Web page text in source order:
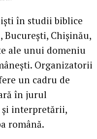
în studii biblice
Chişinău,
ale unui domeniu
Organizatorii
un cadru de
în jurul
interpretării,
română.